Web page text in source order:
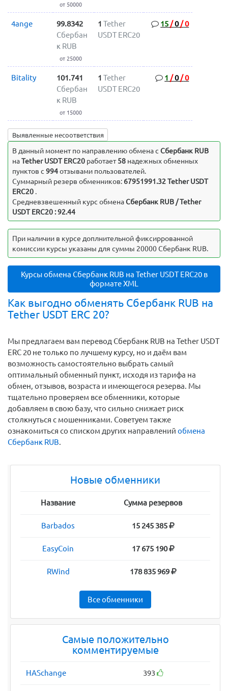
от 50000
4ange
99.8342
Сбербан
к RUB
от 25000
1 Tether
USDT ERC20
15 /0/0
Bitality
101.741
Сбербан
к RUB
от 15000
1 Tether
USDT ERC20
1 /0/0
Выявленные несоответствия
В данный момент по направлению обмена c Сбербанк RUB
наTether USDT ERC20 работает58надежных обменных
пунктов с 994отзывами пользователей.
Суммарный резерв обменников: 67951991.32 Tether USDT
ERC20 .
Средневзвешенный курс обменаСбербанк RUB / Tether
USDT ERC20 : 92.44
При наличии в курсе доплнительной фиксиррованной
комиссии курсы указаны для суммы 20000 Сбербанк RUB.
Курсы обмена Сбербанк RUB на Tether USDT ERC20 в
формате XML
Как выгодно обменять Сбербанк RUB на
Tether USDT ERC 20?
Мы предлагаем вам перевод Сбербанк RUB на Tether USDT
ERC 20 не только по лучшему курсу, но и даём вам
возможность самостоятельно выбрать самый
оптимальный обменный пункт, исходя из тарифа на
обмен, отзывов, возраста и имеющегося резерва. Мы
тщательно проверяем все обменники, которые
добавляем в свою базу, что сильно снижает риск
столкнуться с мошенниками. Советуем также
ознакомиться со списком других направлений обмена
Сбербанк RUB.
Новые обменники
Название Сумма резервов
Barbados 15 245 385
EasyCoin 17 675 190
RWind 178 835 969
Все обменники
Самые положительно
комментируемые
HASchange 393